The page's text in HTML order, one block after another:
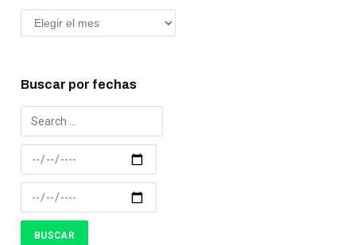
Buscar por fechas